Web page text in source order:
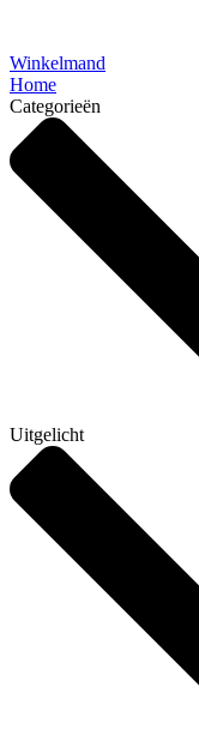
Winkelmand
Home
Categorieën
Uitgelicht